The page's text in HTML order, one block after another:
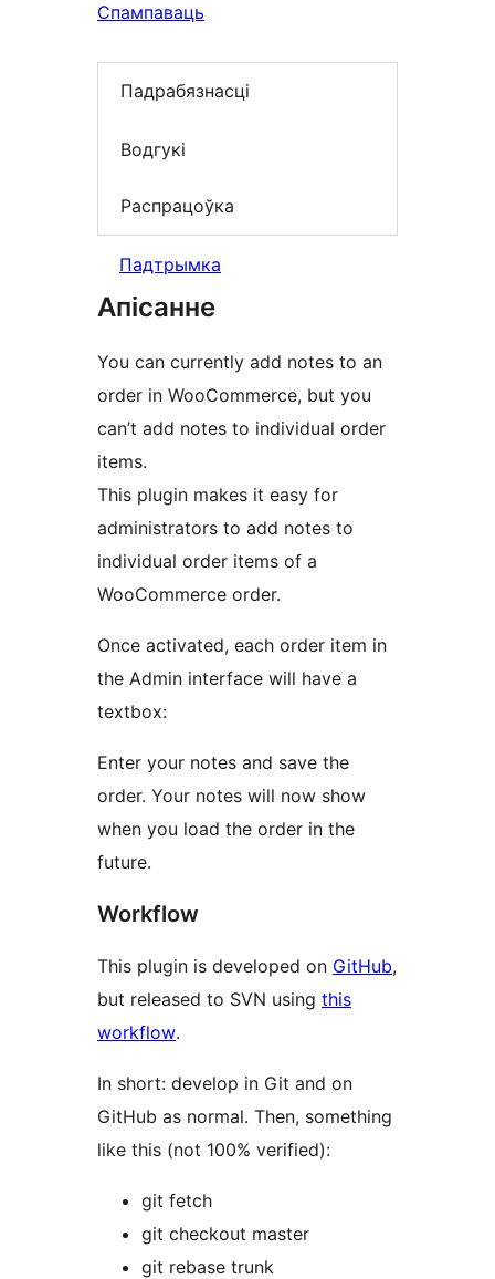
Спампаваць
Падрабязнасці
Водгукі
Распрацоўка
Падтрымка
Апісанне
You can currently add notes to an
order in WooCommerce, but you
can’t add notes to individual order
items.
This plugin makes it easy for
administrators to add notes to
individual order items of a
WooCommerce order.
Once activated, each order item in
the Admin interface will have a
textbox:
Enter your notes and save the
order. Your notes will now show
when you load the order in the
future.
Workflow
This plugin is developed on GitHub,
but released to SVN using this
workflow.
In short: develop in Git and on
GitHub as normal. Then, something
like this (not 100% verified):
git fetch
git checkout master
git rebase trunk